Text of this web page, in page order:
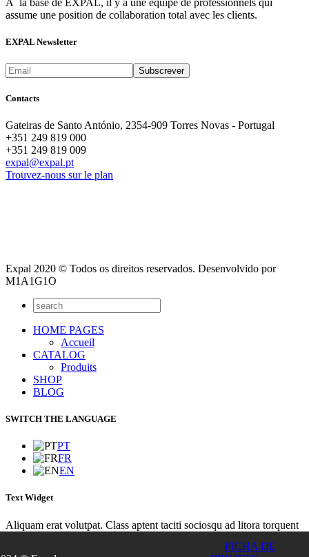
À la base de EXPAL, il y a une équipe de professionnels qui
assume une position de collaboration total avec les clients.
EXPAL Newsletter
Contacts
Gateiras de Santo António, 2354-909 Torres Novas - Portugal
+351 249 819 000
+351 249 819 009
expal@expal.pt
Trouvez-nous sur le plan
Expal 2020 © Todos os direitos reservados. Desenvolvido por
M1A1G1O
FICHA DE
HOME PAGES
Accueil
CATALOG
Produits
SHOP
BLOG
SWITCH THE LANGUAGE
PT
FR
EN
Text Widget
Aliquam erat volutpat. Class aptent taciti sociosqu ad litora torquent
turpis. Nunc euismod lacus sit amet purus euismod placerat? Integer